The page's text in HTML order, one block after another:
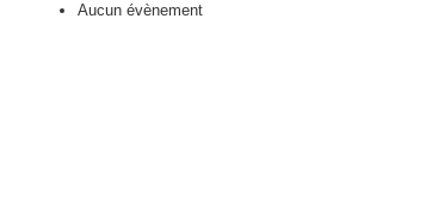
Aucun évènement